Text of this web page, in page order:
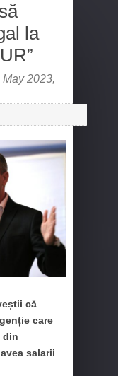
la
May 2023,
că
care
din
salarii